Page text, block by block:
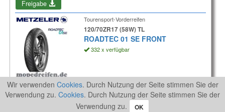
Freigabe
Tourensport-Vorderreifen
120/70ZR17 (58W) TL
ROADTEC 01 SE FRONT
332 x verfügbar
Aktionspreis
inkl. 19% MwSt.
Wir verwenden Cookies. Durch Nutzung der Seite stimmen Sie der
Verwendung zu. Cookies. Durch Nutzung der Seite stimmen Sie der
Verwendung zu.
OK